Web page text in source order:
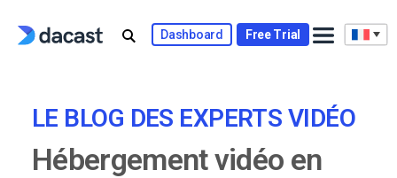
Dashboard Free Trial
LE BLOG DES EXPERTS VIDÉO
Hébergement vidéo en